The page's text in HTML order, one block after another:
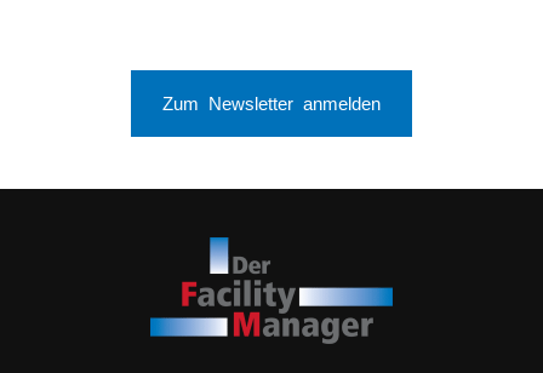
Zum Newsletter anmelden